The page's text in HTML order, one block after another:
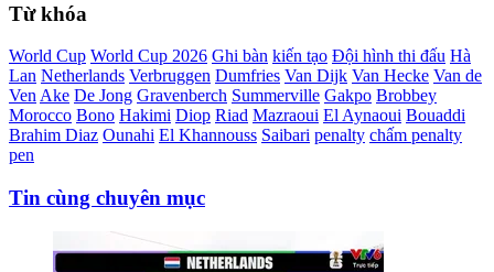
Từ khóa
World Cup World Cup 2026 Ghi bàn kiến tạo Đội hình thi đấu Hà
Lan Netherlands Verbruggen Dumfries Van Dijk Van Hecke Van de
Ven Ake De Jong Gravenberch Summerville Gakpo Brobbey
Morocco Bono Hakimi Diop Riad Mazraoui El Aynaoui Bouaddi
Brahim Diaz Ounahi El Khannouss Saibari penalty chấm penalty
pen
Tin cùng chuyên mục